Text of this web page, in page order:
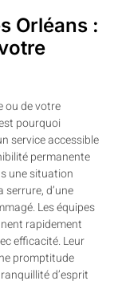
Orléans :
ou de votre
pourquoi
service accessible
permanente
une situation
serrure, d’une
Les équipes
rapidement
efficacité. Leur
promptitude
d’esprit